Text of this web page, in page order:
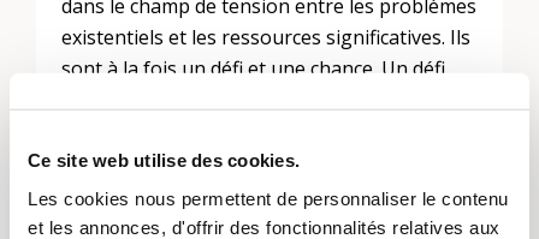
Ce site web utilise des cookies.
Les cookies nous permettent de personnaliser le contenu
et les annonces, d'offrir des fonctionnalités relatives aux
dans le champ de tension entre les problèmes
existentiels et les ressources significatives. Ils
sont à la fois un défi et une chance. Un défi
Une séparation / un divorce peut apporter de
la clarté et de la sérénité à toutes les
personnes concernées.